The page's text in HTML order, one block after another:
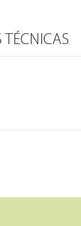
TÉCNICAS